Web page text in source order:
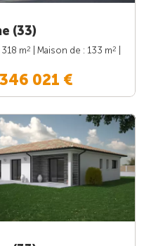
(33)
m2 | Maison de : 133 m2
346 021 €